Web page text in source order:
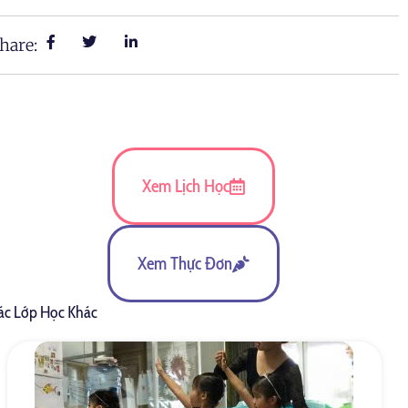
Xem Lịch Học
Xem Thực Đơn
Lớp Học Khác